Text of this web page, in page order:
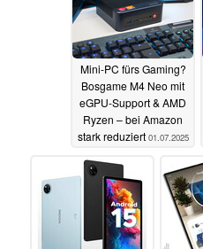
Mini-PC fürs Gaming?
Bosgame M4 Neo mit
eGPU-Support & AMD
Ryzen – bei Amazon
stark reduziert 01.07.2025